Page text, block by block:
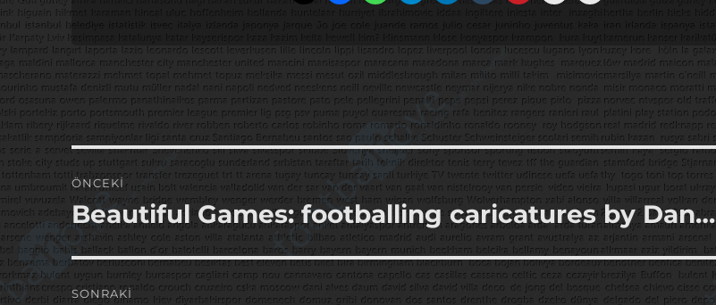
Yazı
gezinmesi
ÖNCEKI
Önceki
yazı:
Beautiful Games: footballing caricatures by Dan…
SONRAKI